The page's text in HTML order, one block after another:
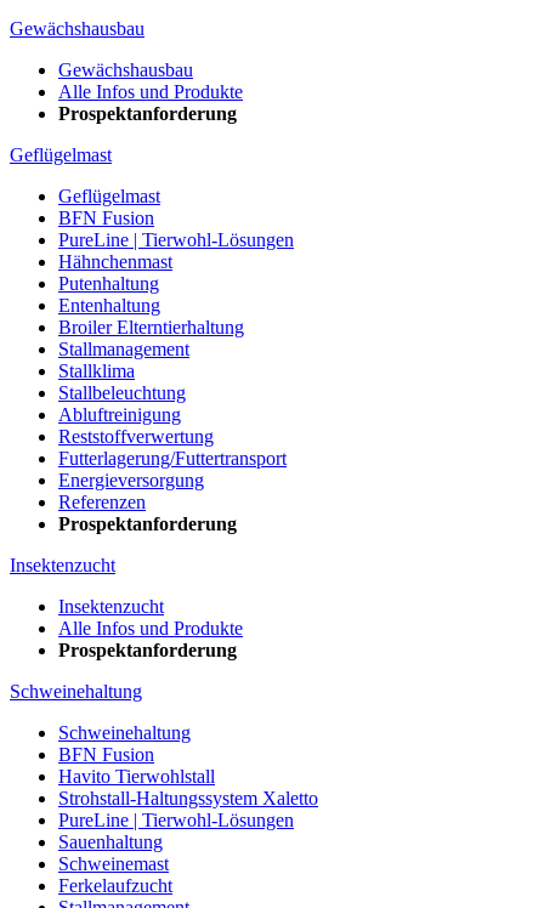
Gewächshausbau
Gewächshausbau
Alle Infos und Produkte
Prospektanforderung
Geflügelmast
Geflügelmast
BFN Fusion
PureLine | Tierwohl-Lösungen
Hähnchenmast
Putenhaltung
Entenhaltung
Broiler Elterntierhaltung
Stallmanagement
Stallklima
Stallbeleuchtung
Abluftreinigung
Reststoffverwertung
Futterlagerung/Futtertransport
Energieversorgung
Referenzen
Prospektanforderung
Insektenzucht
Insektenzucht
Alle Infos und Produkte
Prospektanforderung
Schweinehaltung
Schweinehaltung
BFN Fusion
Havito Tierwohlstall
Strohstall-Haltungssystem Xaletto
PureLine | Tierwohl-Lösungen
Sauenhaltung
Schweinemast
Ferkelaufzucht